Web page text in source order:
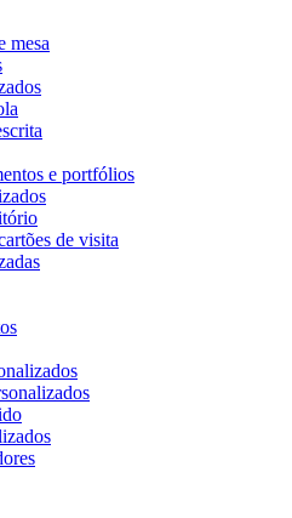
mesa
e portfólios
de visita